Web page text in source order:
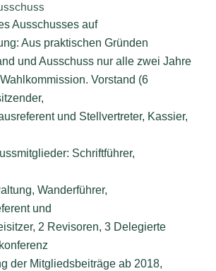
Ausschusses auf
Aus praktischen Gründen
und Ausschuss nur alle zwei Jahre
Vorstand (6
und Stellvertreter, Kassier,
Schriftführer,
Wanderführer,
und
2 Revisoren, 3 Delegierte
der Mitgliedsbeiträge ab 2018,